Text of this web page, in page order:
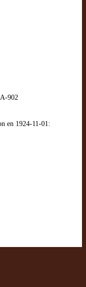
902
en 1924-11-01: